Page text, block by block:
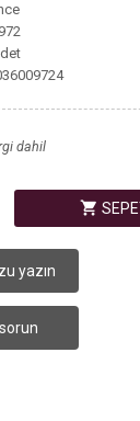
dahil
shopping_cart
yazın